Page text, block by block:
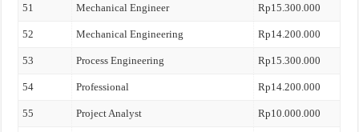
51 Mechanical Engineer Rp15.300.000
52 Mechanical Engineering Rp14.200.000
53 Process Engineering Rp15.300.000
54 Professional Rp14.200.000
55 Project Analyst Rp10.000.000